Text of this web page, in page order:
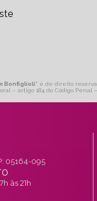
Bonfiglioli" é de direito
– artigo 184 do Código Penal –
05164-095
às 21h